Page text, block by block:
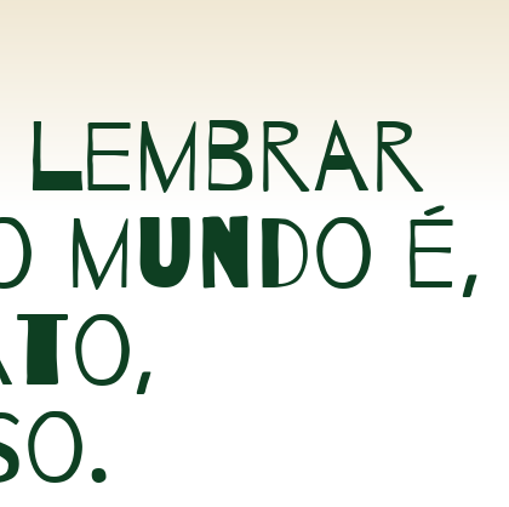
lembrar
mundo é,